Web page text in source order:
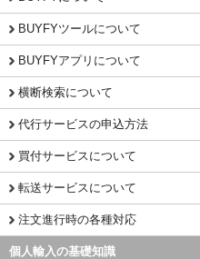
BUYFYツールについて
BUYFYアプリについて
横断検索について
代行サービスの申込方法
買付サービスについて
転送サービスについて
注文進行時の各種対応
個人輸入の基礎知識